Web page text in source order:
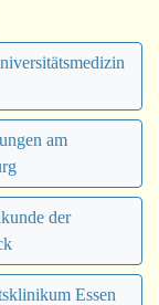
am
der
Essen